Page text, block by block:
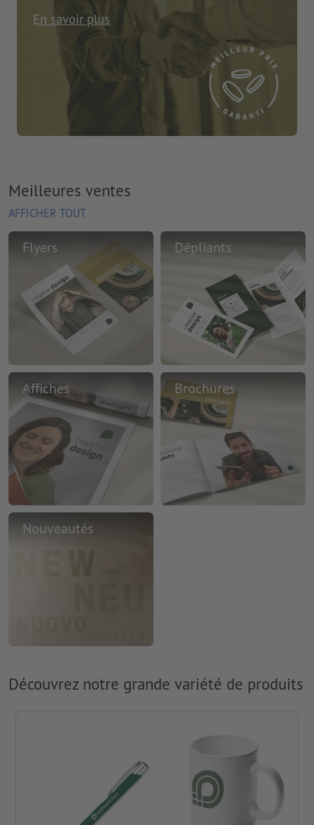
En savoir plus
Meilleures ventes
AFFICHER TOUT
Flyers Dépliants
Affiches Brochures
Nouveautés
Découvrez notre grande variété de produits